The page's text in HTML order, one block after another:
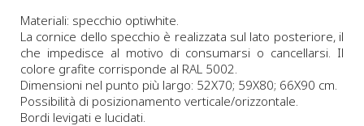
Materiali: specchio optiwhite.
La cornice dello specchio è realizzata sul lato posteriore, il
che impedisce al motivo di consumarsi o cancellarsi. Il
colore grafite corrisponde al RAL 5002.
Dimensioni nel punto più largo: 52X70; 59X80; 66X90 cm.
Possibilità di posizionamento verticale/orizzontale.
Bordi levigati e lucidati.